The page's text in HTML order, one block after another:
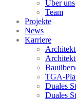
Über uns
Team
Projekte
News
Karriere
TGA-
Duales
Duales